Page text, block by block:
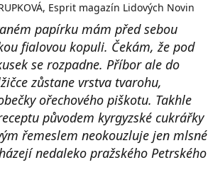
papírku mám před sebou
fialovou kopuli. Čekám, že pod
se rozpadne. Příbor ale do
zůstane vrstva tvarohu,
ořechového piškotu. Takhle
původem kyrgyzské cukrářky
řemeslem neokouzluje jen mlsné
nedaleko pražského Petrského
Esprit magazín Lidových Novin